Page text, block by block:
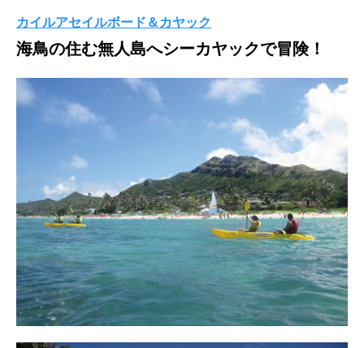
カイルアセイルボード＆カヤック
海鳥の住む無人島へシーカヤックで冒険！